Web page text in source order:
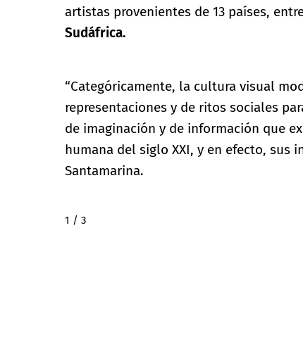
artistas provenientes de 13 países,
Sudáfrica.
“Categóricamente, la cultura visual
representaciones y de ritos sociales
de imaginación y de información que
humana del siglo XXI, y en efecto, sus
Santamarina.
2 / 3